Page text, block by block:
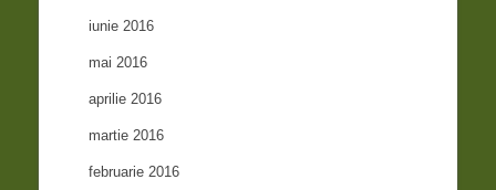
iunie 2016
mai 2016
aprilie 2016
martie 2016
februarie 2016